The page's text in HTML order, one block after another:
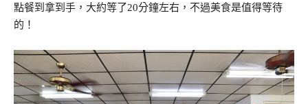
點餐到拿到手，大約等了20分鐘左右，不過美食是值得等待
的！